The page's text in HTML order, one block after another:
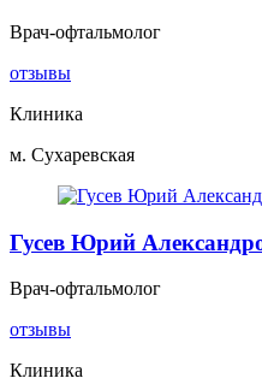
Врач-офтальмолог
отзывы
Клиника
м. Сухаревская
Гусев Юрий
Врач-офтальмолог
отзывы
Клиника